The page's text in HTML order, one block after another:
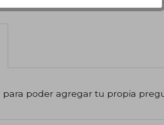
para poder agregar tu propia